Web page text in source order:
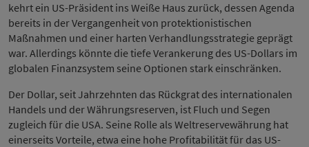
kehrt ein US-Präsident ins Weiße Haus zurück, dessen Agenda
bereits in der Vergangenheit von protektionistischen
Maßnahmen und einer harten Verhandlungsstrategie geprägt
war. Allerdings könnte die tiefe Verankerung des US-Dollars im
globalen Finanzsystem seine Optionen stark einschränken.
Der Dollar, seit Jahrzehnten das Rückgrat des internationalen
Handels und der Währungsreserven, ist Fluch und Segen
zugleich für die USA. Seine Rolle als Weltreservewährung hat
einerseits Vorteile, etwa eine hohe Profitabilität für das US-